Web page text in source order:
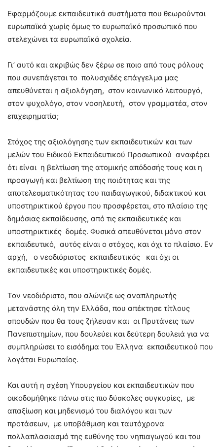
Εφαρμόζουμε εκπαιδευτικά συστήματα που θεωρούνται
ευρωπαϊκά χωρίς όμως το ευρωπαϊκό προσωπικό που
στελεχώνει τα ευρωπαϊκά σχολεία.
Γι’ αυτό και ακριβώς δεν ξέρω σε ποιο από τους ρόλους
που συνεπάγεται το πολυσχιδές επάγγελμα μας
απευθύνεται η αξιολόγηση, στον κοινωνικό λειτουργό,
στον ψυχολόγο, στον νοσηλευτή, στον γραμματέα, στον
επιχειρηματία;
Στόχος της αξιολόγησης των εκπαιδευτικών και των
μελών του Ειδικού Εκπαιδευτικού Προσωπικού αναφέρει
ότι είναι η βελτίωση της ατομικής απόδοσής τους και η
προαγωγή και βελτίωση της ποιότητας και της
αποτελεσματικότητας του παιδαγωγικού, διδακτικού και
υποστηρικτικού έργου που προσφέρεται, στο πλαίσιο της
δημόσιας εκπαίδευσης, από τις εκπαιδευτικές και
υποστηρικτικές δομές. Φυσικά απευθύνεται μόνο στον
εκπαιδευτικό, αυτός είναι ο στόχος, και όχι το πλαίσιο. Εν
αρχή, ο νεοδιόριστος εκπαιδευτικός και όχι οι
εκπαιδευτικές και υποστηρικτικές δομές.
Τον νεοδιόριστο, που αλώνιζε ως αναπληρωτής
μετανάστης όλη την Ελλάδα, που απέκτησε τίτλους
σπουδών που θα τους ζήλευαν και οι Πρυτάνεις των
Πανεπιστημίων, που δουλεύει και δεύτερη δουλειά για να
συμπληρώσει το εισόδημα του Έλληνα εκπαιδευτικού που
λογάται Ευρωπαίος.
Και αυτή η σχέση Υπουργείου και εκπαιδευτικών που
οικοδομήθηκε πάνω στις πιο δύσκολες συγκυρίες, με
απαξίωση και μηδενισμό του διαλόγου και των
προτάσεων, με υποβάθμιση και ταυτόχρονα
πολλαπλασιασμό της ευθύνης του νηπιαγωγού και του